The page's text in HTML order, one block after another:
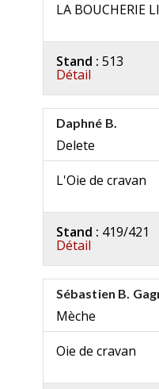
LA BOUCHERIE
Stand : 513
Détail
Daphné B.
Delete
L'Oie de cravan
Stand : 419/421
Détail
Sébastien B.
Mèche
Oie de cravan